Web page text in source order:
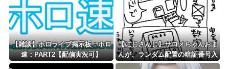
【雑談】ホロライブ掲示板：ホロ
速：PART2【配信実況可】
【にじさんじ】サロメちゃんおま
んが、ランダム配置の暗証番号入
力に敗北「3回失敗しましたわ」